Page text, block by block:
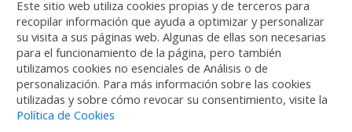
consulte la Política de Privacidad de Blog EMT,
disponible en:blog.emtmadrid.es/politica-de-
privacidad
Este sitio web utiliza cookies propias y de terceros para
recopilar información que ayuda a optimizar y personalizar
su visita a sus páginas web. Algunas de ellas son necesarias
para el funcionamiento de la página, pero también
utilizamos cookies no esenciales de Análisis o de
personalización. Para más información sobre las cookies
utilizadas y sobre cómo revocar su consentimiento, visite la
Política de Cookies